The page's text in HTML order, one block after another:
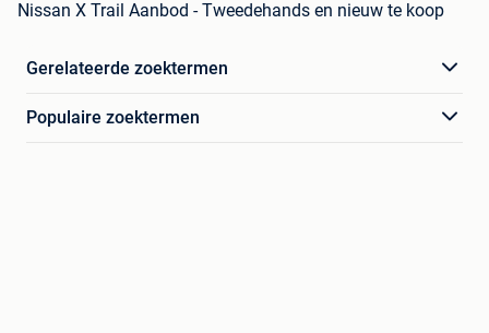
Nissan X Trail Aanbod - Tweedehands en nieuw te koop
Gerelateerde zoektermen
Populaire zoektermen